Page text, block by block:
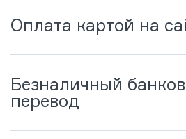
Оплата картой на
Безналичный
перевод